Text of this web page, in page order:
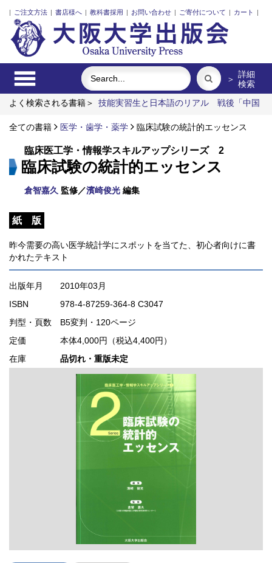
| ご注文方法 | 書店様へ | 教科書採用 | お問い合わせ | ご寄付について | カート |
＞ 詳細
検索
よく検索される書籍＞
技能実習生と日本語のリアル
戦後「中国
ら大和政権へ
生成される平和の民族誌 ロレックスの経営史
全ての書籍 医学・歯学・薬学 臨床試験の統計的エッセンス
臨床医工学・情報学スキルアップシリーズ 2
臨床試験の統計的エッセンス
倉智嘉久 監修／濱崎俊光 編集
紙 版
昨今需要の高い医学統計学にスポットを当てた、初心者向けに書
かれたテキスト
出版年月
2010年03月
ISBN
978-4-87259-364-8 C3047
判型・頁数 B5変判・120ページ
定価
本体4,000円（税込4,400円）
在庫
品切れ・重版未定